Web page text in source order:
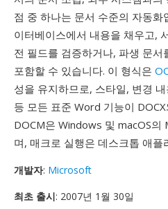
점 중 하나는 문서 수준의 자동
이터베이스에서 내용을 채우고,
전 필드를 검증하거나, 파생 문
포함할 수 있습니다. 이 형식은
성을 유지하므로, 스타일, 변경
등 모든 표준 Word 기능이
DOCM은 Windows 및 macOS
며, 매크로 실행은 데스크톱 애
개발자: Microsoft
최초 출시: 2007년 1월 30일